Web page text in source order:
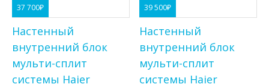
37 700₽
Настенный
внутренний блок
мульти-сплит
системы Haier
39 500₽
Настенный
внутренний блок
мульти-сплит
системы Haier